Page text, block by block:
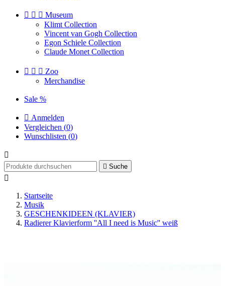
   Museum
Klimt Collection
Vincent van Gogh Collection
Egon Schiele Collection
Claude Monet Collection
   Zoo
Merchandise
Sale %
 Anmelden
Vergleichen (0)
Wunschlisten (0)

 Suche

Startseite
Musik
GESCHENKIDEEN (KLAVIER)
Radierer Klavierform ''All I need is Music'' weiß